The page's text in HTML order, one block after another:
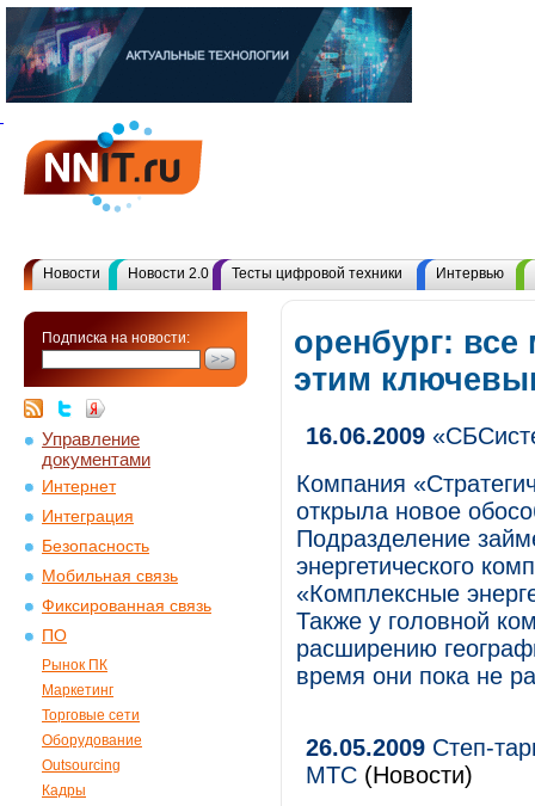
Новости Новости 2.0 Тесты цифровой техники Интервью
Подписка на новости:
Управление
документами
Интернет
Интеграция
Безопасность
Мобильная связь
Фиксированная связь
ПО
Рынок ПК
Маркетинг
Торговые сети
Оборудование
Outsourcing
Кадры
оренбург:
этим
16.06.2009
Компания
открыла новое
Подразделение
энергетического
«Комплексные
Также у головной
расширению
время они пока не
26.05.2009 Степ-
МТС (Новости)